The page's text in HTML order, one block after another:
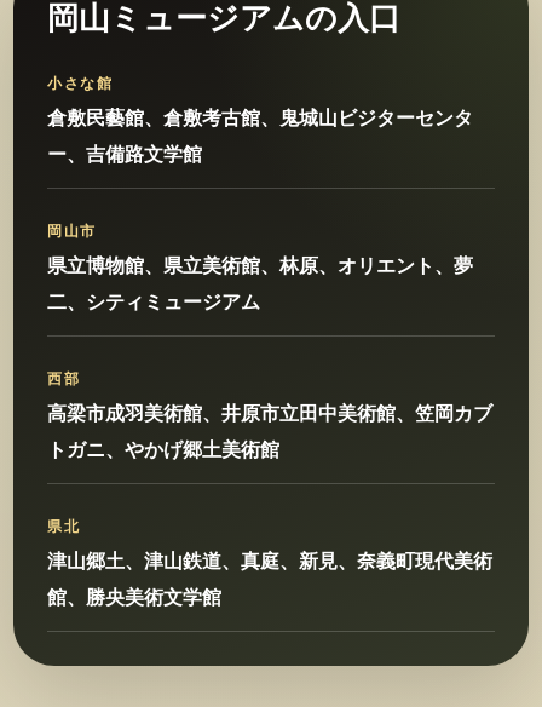
岡山ミュージアムの入口
小さな館
倉敷民藝館、倉敷考古館、鬼城山ビジターセンタ
ー、吉備路文学館
岡山市
県立博物館、県立美術館、林原、オリエント、夢
二、シティミュージアム
西部
高梁市成羽美術館、井原市立田中美術館、笠岡カブ
トガニ、やかげ郷土美術館
県北
津山郷土、津山鉄道、真庭、新見、奈義町現代美術
館、勝央美術文学館